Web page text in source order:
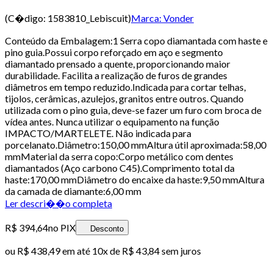
(C�digo: 1583810_Lebiscuit)Marca: Vonder
Conteúdo da Embalagem:1 Serra copo diamantada com haste e
pino guia.Possui corpo reforçado em aço e segmento
diamantado prensado a quente, proporcionando maior
durabilidade. Facilita a realização de furos de grandes
diâmetros em tempo reduzido.Indicada para cortar telhas,
tijolos, cerâmicas, azulejos, granitos entre outros. Quando
utilizada com o pino guia, deve-se fazer um furo com broca de
vídea antes. Nunca utilizar o equipamento na função
IMPACTO/MARTELETE. Não indicada para
porcelanato.Diâmetro:150,00 mmAltura útil aproximada:58,00
mmMaterial da serra copo:Corpo metálico com dentes
diamantados (Aço carbono C45).Comprimento total da
haste:170,00 mmDiâmetro do encaixe da haste:9,50 mmAltura
da camada de diamante:6,00 mm
Ler descri��o completa
R$ 394,64no PIX Desconto
ou R$ 438,49em até 10x de R$ 43,84 sem juros